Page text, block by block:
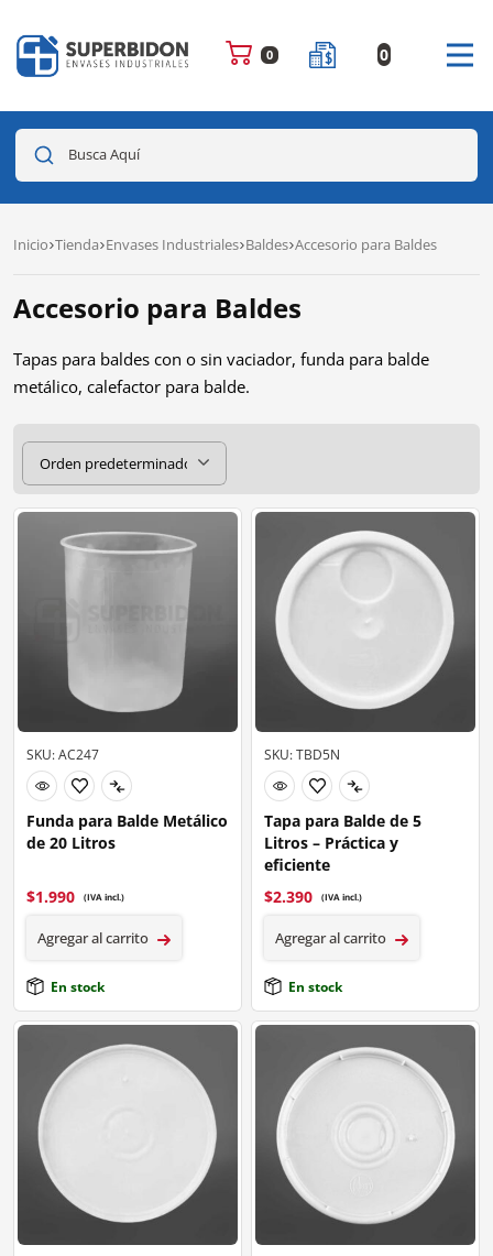
0 0
Busca Aquí
Inicio Tienda Envases Industriales Baldes Accesorio para Baldes
Accesorio para Baldes
Tapas para baldes con o sin vaciador, funda para balde
metálico, calefactor para balde.
SKU: AC247
Funda para Balde Metálico
de 20 Litros
$1.990 (IVA incl.)
Agregar al carrito
En stock
SKU: TBD5N
Tapa para Balde de 5
Litros – Práctica y
eficiente
$2.390 (IVA incl.)
Agregar al carrito
En stock